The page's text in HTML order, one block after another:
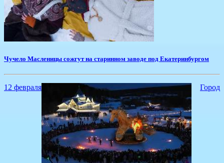
Чучело Масленицы сожгут на старинном заводе под Екатеринбургом
12 февраля Город